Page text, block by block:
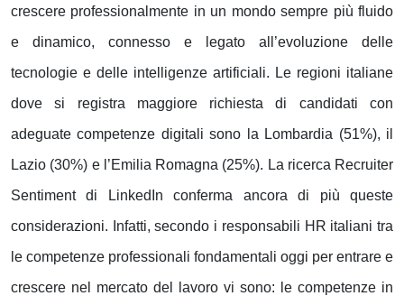
crescere professionalmente in un mondo sempre più fluido
e dinamico, connesso e legato all’evoluzione delle
tecnologie e delle intelligenze artificiali. Le regioni italiane
dove si registra maggiore richiesta di candidati con
adeguate competenze digitali sono la Lombardia (51%), il
Lazio (30%) e l’Emilia Romagna (25%). La ricerca Recruiter
Sentiment di LinkedIn conferma ancora di più queste
considerazioni. Infatti, secondo i responsabili HR italiani tra
le competenze professionali fondamentali oggi per entrare e
crescere nel mercato del lavoro vi sono: le competenze in